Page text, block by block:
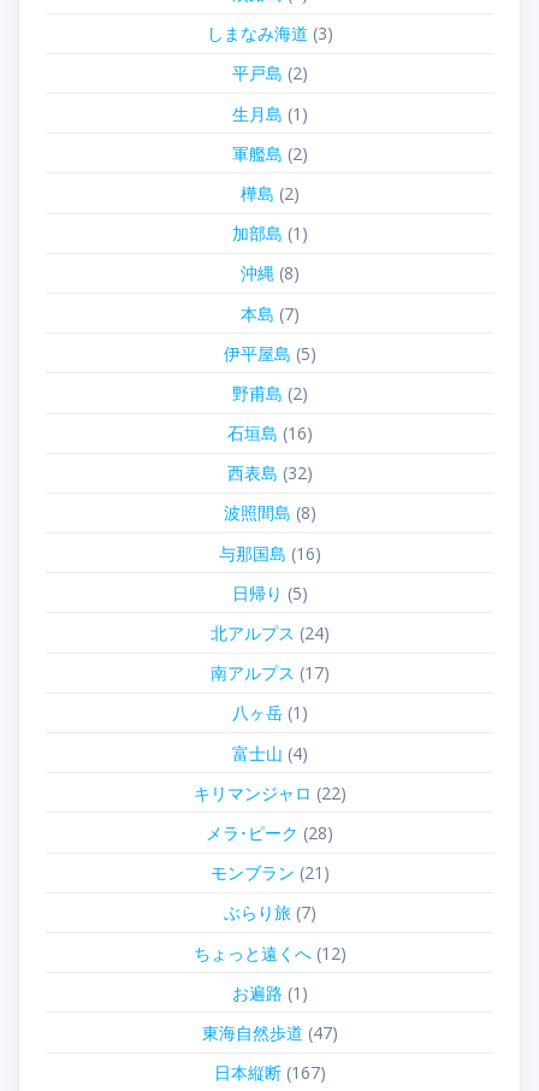
しまなみ海道 (3)
平戸島 (2)
生月島 (1)
軍艦島 (2)
樺島 (2)
加部島 (1)
沖縄(8)
本島 (7)
伊平屋島 (5)
野甫島 (2)
石垣島 (16)
西表島 (32)
波照間島 (8)
与那国島 (16)
日帰り (5)
北アルプス (24)
南アルプス (17)
八ヶ岳(1)
富士山 (4)
キリマンジャロ (22)
メラ･ピーク (28)
モンブラン (21)
ぶらり旅(7)
ちょっと遠くへ(12)
お遍路 (1)
東海自然歩道 (47)
日本縦断(167)